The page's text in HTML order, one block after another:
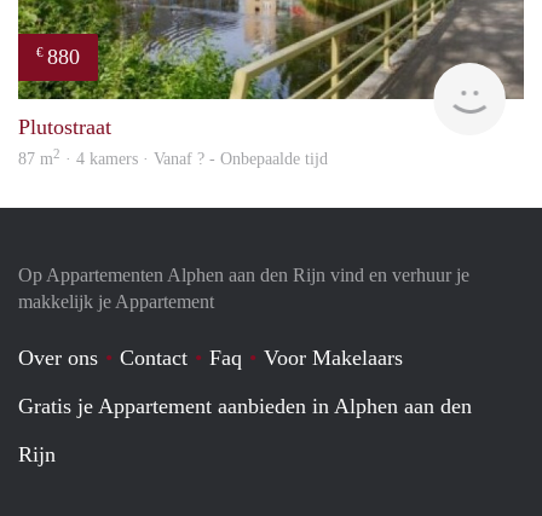
€ 880
Plutostraat
87 m2 · 4 kamers · Vanaf ? - Onbepaalde tijd
Op Appartementen Alphen aan den Rijn vind en verhuur je
makkelijk je Appartement
Over ons Contact Faq
Voor Makelaars
Gratis je Appartement aanbieden in Alphen aan den
Rijn